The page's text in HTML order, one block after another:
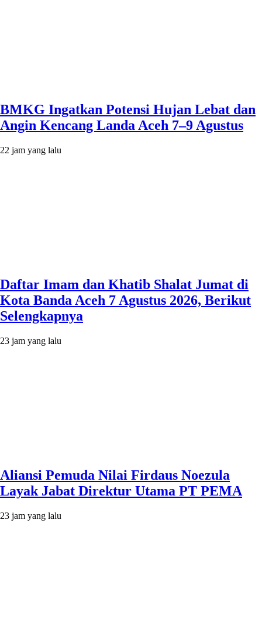
BMKG Ingatkan Potensi Hujan Lebat dan
Angin Kencang Landa Aceh 7–9 Agustus
22 jam yang lalu
Daftar Imam dan Khatib Shalat Jumat di
Kota Banda Aceh 7 Agustus 2026, Berikut
Selengkapnya
23 jam yang lalu
Aliansi Pemuda Nilai Firdaus Noezula
Layak Jabat Direktur Utama PT PEMA
23 jam yang lalu